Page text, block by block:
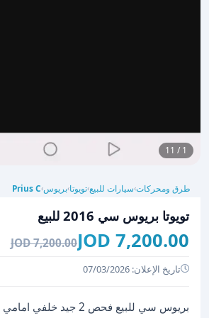
1 / 11
طرق ومحركات›سيارات للبيع›تويوتا›بريوس›
Prius C
تويوتا بريوس سي 2016 للبيع
7,200.00 JOD
7,200.00 JOD
تاريخ الإعلان: 07/03/2026
بريوس سي للبيع فحص 2